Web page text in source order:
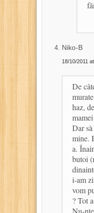
Niko-B
18/10/2011
De
haz,
Dar
mine.
a.
butoi
i-am
vom
? Tot
Nu-